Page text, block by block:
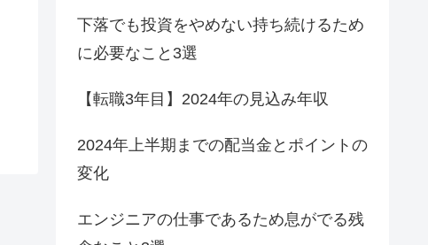
下落でも投資をやめない持ち続けるため
に必要なこと3選
【転職3年目】2024年の見込み年収
2024年上半期までの配当金とポイントの
変化
エンジニアの仕事であるため息がでる残